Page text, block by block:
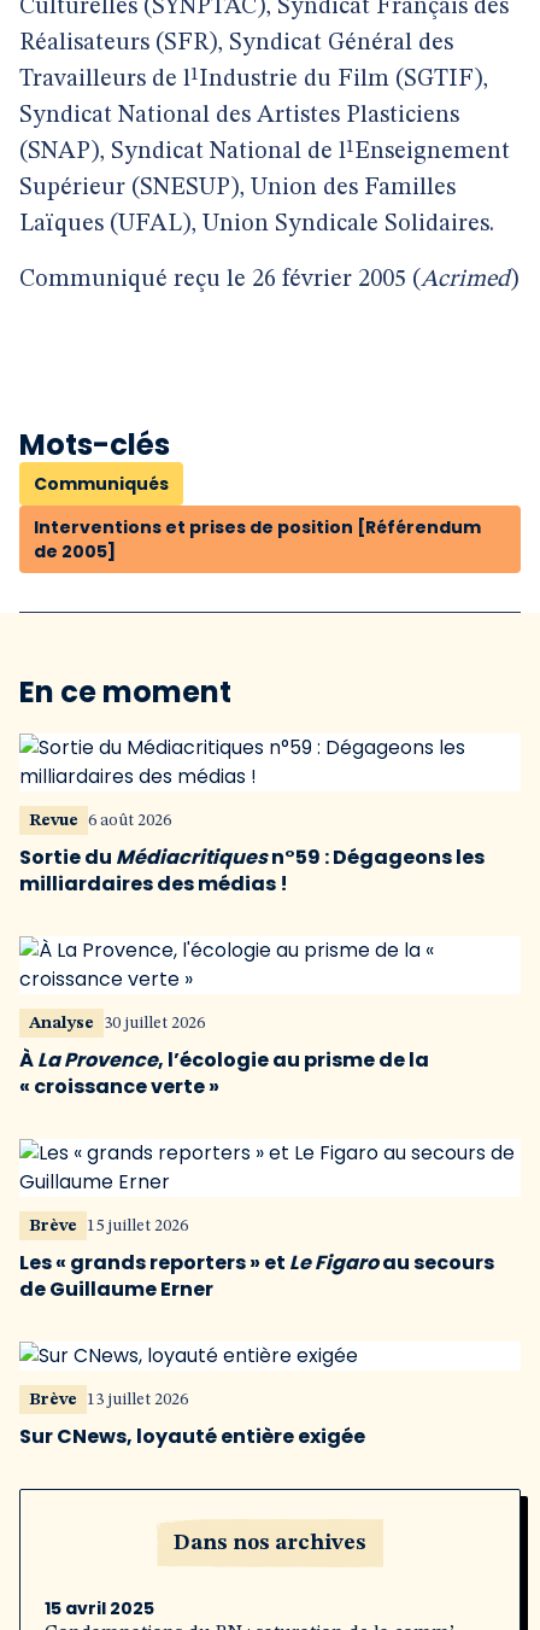
Culturelles (SYNPTAC), Syndicat Français des
Réalisateurs (SFR), Syndicat Général des
Travailleurs de l¹Industrie du Film (SGTIF),
Syndicat National des Artistes Plasticiens
(SNAP), Syndicat National de l¹Enseignement
Supérieur (SNESUP), Union des Familles
Laïques (UFAL), Union Syndicale Solidaires.
Communiqué reçu le 26 février 2005 (Acrimed)
Mots-clés
Communiqués
Interventions et prises de position [Référendum
de 2005]
En ce moment
Revue 6 août 2026
Sortie du Médiacritiquesn°59 : Dégageons les
milliardaires des médias !
Analyse 30 juillet 2026
ÀLa Provence, l’écologie au prisme de la
« croissance verte »
Brève 15 juillet 2026
Les « grands reporters » et Le Figaroau secours
de Guillaume Erner
Brève 13 juillet 2026
Sur CNews, loyauté entière exigée
Dans nos archives
15 avril 2025